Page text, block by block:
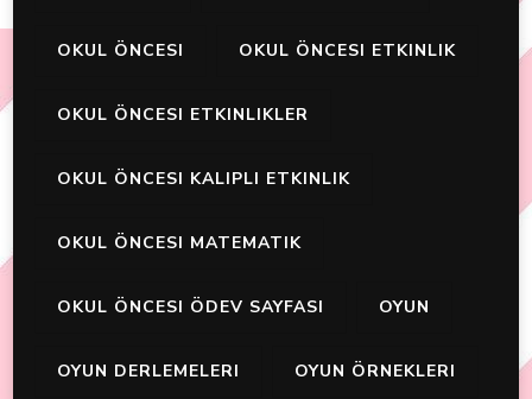
OKUL ÖNCESI OKUL ÖNCESI ETKINLIK
OKUL ÖNCESI ETKINLIKLER
OKUL ÖNCESI KALIPLI ETKINLIK
OKUL ÖNCESI MATEMATIK
OKUL ÖNCESI ÖDEV SAYFASI OYUN
OYUN DERLEMELERI OYUN ÖRNEKLERI